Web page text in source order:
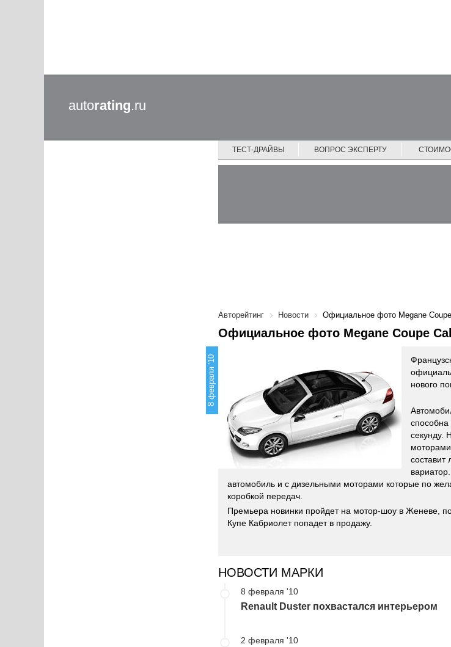
autorating.ru
ТЕСТ-ДРАЙВЫ ВОПРОС ЭКСПЕРТУ
Авторейтинг Новости Официальное фото Megane
Официальное фото Megane Coupe
8 февраля '10
нового
способна
секунду.
составит
автомобиль и с дизельными моторами которые по
коробкой передач.
Премьера новинки пройдет на мотор-шоу в Женеве,
Купе Кабриолет попадет в продажу.
НОВОСТИ МАРКИ
8 февраля '10
Renault Duster похвастался интерьером
2 февраля '10